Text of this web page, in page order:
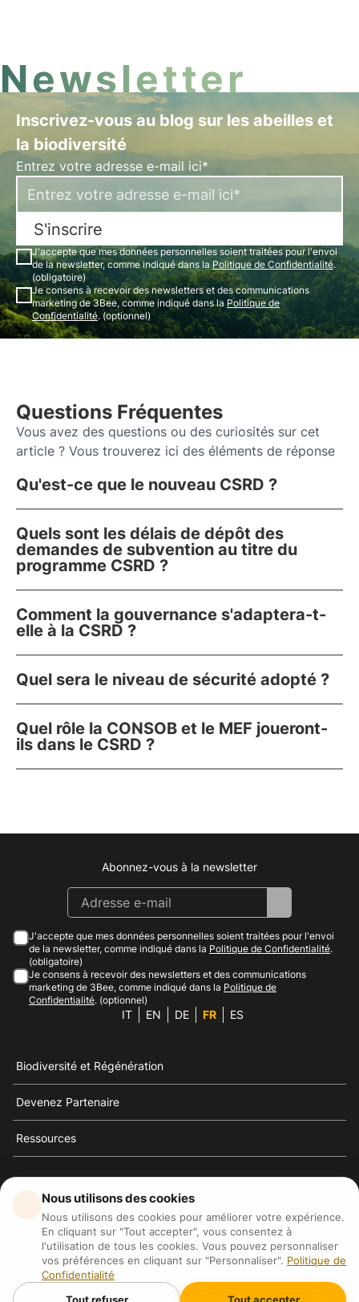
Newsletter
Inscrivez-vous au blog sur les abeilles et
la biodiversité
Entrez votre adresse e-mail ici*
S'inscrire
J'accepte que mes données personnelles soient traitées pour l'envoi
de la newsletter, comme indiqué dans la Politique de Confidentialité.
(obligatoire)
Je consens à recevoir des newsletters et des communications
marketing de 3Bee, comme indiqué dans la Politique de
Confidentialité. (optionnel)
Questions Fréquentes
Vous avez des questions ou des curiosités sur cet
article ? Vous trouverez ici des éléments de réponse
Qu'est-ce que le nouveau CSRD ?
Quels sont les délais de dépôt des
demandes de subvention au titre du
programme CSRD ?
Comment la gouvernance s'adaptera-t-
elle à la CSRD ?
Quel sera le niveau de sécurité adopté ?
Quel rôle la CONSOB et le MEF joueront-
ils dans le CSRD ?
Instagram
Facebook
Linkedin
Youtube
Abonnez-vous à la newsletter
J'accepte que mes données personnelles soient traitées pour l'envoi
de la newsletter, comme indiqué dans la Politique de Confidentialité.
(obligatoire)
Je consens à recevoir des newsletters et des communications
marketing de 3Bee, comme indiqué dans la Politique de
Confidentialité. (optionnel)
IT EN DE FR ES
Biodiversité et Régénération
Devenez Partenaire
Ressources
3Bee est la référence du développement durable, de la
défense des abeilles et de la biodiversité
3Bee S.R.L Via Pastrengo 14, 20159, Milano (MI)
P.IVA: IT09711590969
Nous utilisons des cookies
Nous utilisons des cookies pour améliorer votre expérience.
En cliquant sur "Tout accepter", vous consentez à
l'utilisation de tous les cookies. Vous pouvez personnaliser
vos préférences en cliquant sur "Personnaliser". Politique de
Confidentialité
Tout refuser
Tout accepter